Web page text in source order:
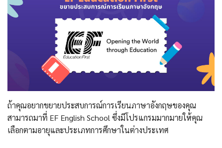
ถ้าคุณอยากขยายประสบการณ์การเรียนภาษาอังกฤษของคุณ
สามารถมาที่ EF English School ซึ่งมีโปรแกรมมากมายให้คุณ
เลือกตามอายุและประเภทการศึกษาในต่างประเทศ